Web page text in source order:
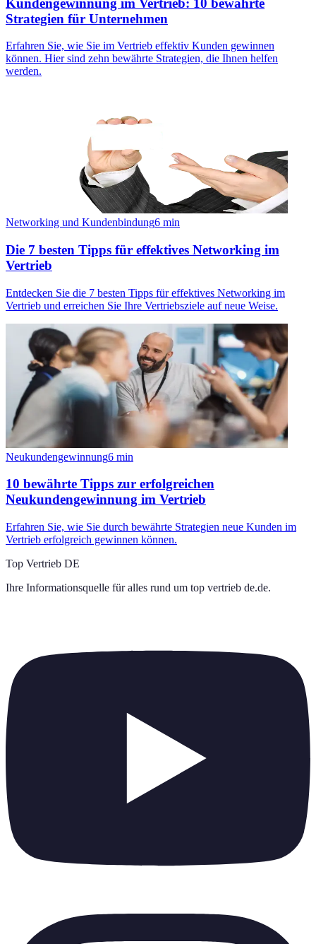
Strategien für Unternehmen
Erfahren Sie, wie Sie im Vertrieb effektiv Kunden gewinnen
können. Hier sind zehn bewährte Strategien, die Ihnen helfen
werden.
Networking und Kundenbindung6 min
Die 7 besten Tipps für effektives Networking im
Vertrieb
Entdecken Sie die 7 besten Tipps für effektives Networking im
Vertrieb und erreichen Sie Ihre Vertriebsziele auf neue Weise.
Neukundengewinnung6 min
10 bewährte Tipps zur erfolgreichen
Neukundengewinnung im Vertrieb
Erfahren Sie, wie Sie durch bewährte Strategien neue Kunden im
Vertrieb erfolgreich gewinnen können.
Top Vertrieb DE
Ihre Informationsquelle für alles rund um top vertrieb de.de.